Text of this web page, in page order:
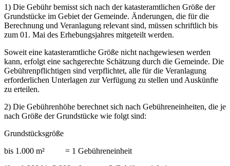
1) Die Gebühr bemisst sich nach der katasteramtlichen Größe der
Grundstücke im Gebiet der Gemeinde. Änderungen, die für die
Berechnung und Veranlagung relevant sind, müssen schriftlich bis
zum 01. Mai des Erhebungsjahres mitgeteilt werden.
Soweit eine katasteramtliche Größe nicht nachgewiesen werden
kann, erfolgt eine sachgerechte Schätzung durch die Gemeinde. Die
Gebührenpflichtigen sind verpflichtet, alle für die Veranlagung
erforderlichen Unterlagen zur Verfügung zu stellen und Auskünfte
zu erteilen.
2) Die Gebührenhöhe berechnet sich nach Gebühreneinheiten, die je
nach Größe der Grundstücke wie folgt sind:
Grundstücksgröße
bis 1.000 m² = 1 Gebühreneinheit